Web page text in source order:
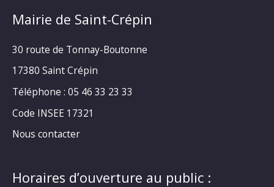
Mairie de Saint-Crépin
30 route de Tonnay-Boutonne
17380 Saint Crépin
Téléphone : 05 46 33 23 33
Code INSEE 17321
Nous contacter
Horaires d’ouverture au public :